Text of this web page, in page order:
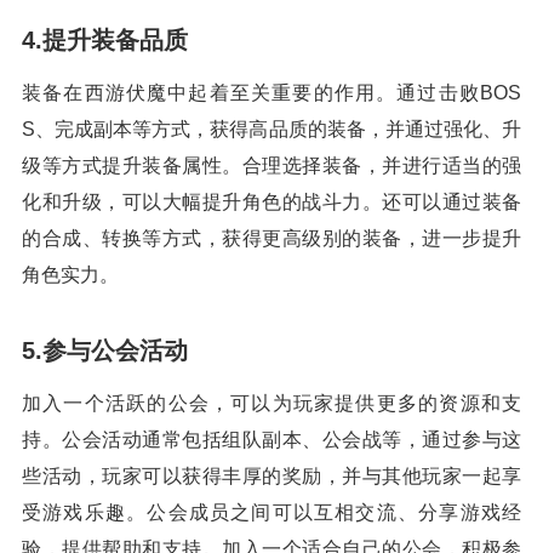
4.提升装备品质
装备在西游伏魔中起着至关重要的作用。通过击败BOS
S、完成副本等方式，获得高品质的装备，并通过强化、升
级等方式提升装备属性。合理选择装备，并进行适当的强
化和升级，可以大幅提升角色的战斗力。还可以通过装备
的合成、转换等方式，获得更高级别的装备，进一步提升
角色实力。
5.参与公会活动
加入一个活跃的公会，可以为玩家提供更多的资源和支
持。公会活动通常包括组队副本、公会战等，通过参与这
些活动，玩家可以获得丰厚的奖励，并与其他玩家一起享
受游戏乐趣。公会成员之间可以互相交流、分享游戏经